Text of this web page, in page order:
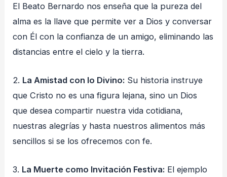
El Beato Bernardo nos enseña que la pureza del
alma es la llave que permite ver a Dios y conversar
con Él con la confianza de un amigo, eliminando las
distancias entre el cielo y la tierra.
2. La Amistad con lo Divino: Su historia instruye
que Cristo no es una figura lejana, sino un Dios
que desea compartir nuestra vida cotidiana,
nuestras alegrías y hasta nuestros alimentos más
sencillos si se los ofrecemos con fe.
3. La Muerte como Invitación Festiva: El ejemplo